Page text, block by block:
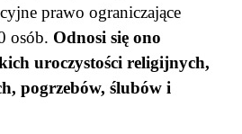
prawo ograniczające
osób. Odnosi się ono
uroczystości religijnych,
pogrzebów, ślubów i